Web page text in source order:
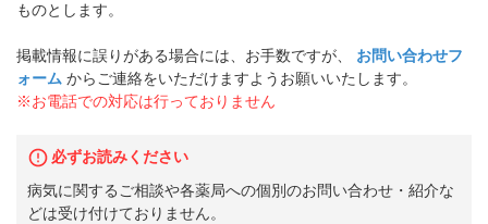
ものとします。
掲載情報に誤りがある場合には、お手数ですが、
お問い合わせフ
ォーム からご連絡をいただけますようお願いいたします。
※お電話での対応は行っておりません
必ずお読みください
病気に関するご相談や各薬局への個別のお問い合わせ・紹介な
どは受け付けておりません。